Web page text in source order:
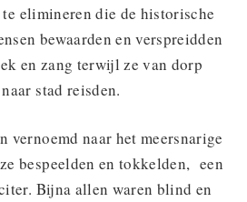
te elimineren die de historische
bewaarden en verspreidden
en zang terwijl ze van dorp
stad reisden.
vernoemd naar het meersnarige
bespeelden en tokkelden, een
Bijna allen waren blind en